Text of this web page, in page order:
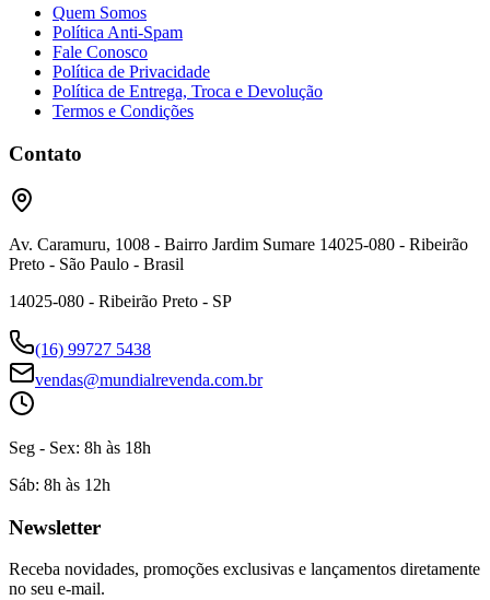
Quem Somos
Política Anti-Spam
Fale Conosco
Política de Privacidade
Política de Entrega, Troca e Devolução
Termos e Condições
Contato
Av. Caramuru, 1008 - Bairro Jardim Sumare 14025-080 - Ribeirão
Preto - São Paulo - Brasil
14025-080 - Ribeirão Preto - SP
(16) 99727 5438
vendas@mundialrevenda.com.br
Seg - Sex: 8h às 18h
Sáb: 8h às 12h
Newsletter
Receba novidades, promoções exclusivas e lançamentos diretamente
no seu e-mail.